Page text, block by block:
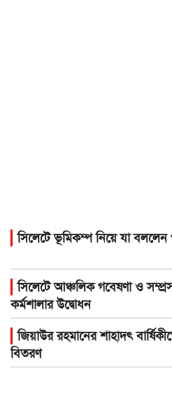
সিলেটে ভূমিকম্প নিয়ে যা
সিলেটে আঞ্চলিক গবেষণা ও
কর্মশালার উদ্বোধন
জিয়াউর রহমানের শাহাদৎ
বিতরণ